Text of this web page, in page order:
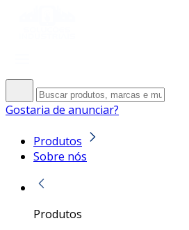
Gostaria de anunciar?
Produtos
Sobre nós
Produtos